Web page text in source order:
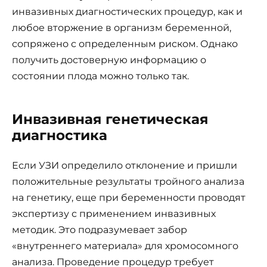
инвазивных диагностических процедур, как и
любое вторжение в организм беременной,
сопряжено с определенным риском. Однако
получить достоверную информацию о
состоянии плода можно только так.
Инвазивная генетическая
диагностика
Если УЗИ определило отклонение и пришли
положительные результаты тройного анализа
на генетику, еще при беременности проводят
экспертизу с применением инвазивных
методик. Это подразумевает забор
«внутреннего материала» для хромосомного
анализа. Проведение процедур требует